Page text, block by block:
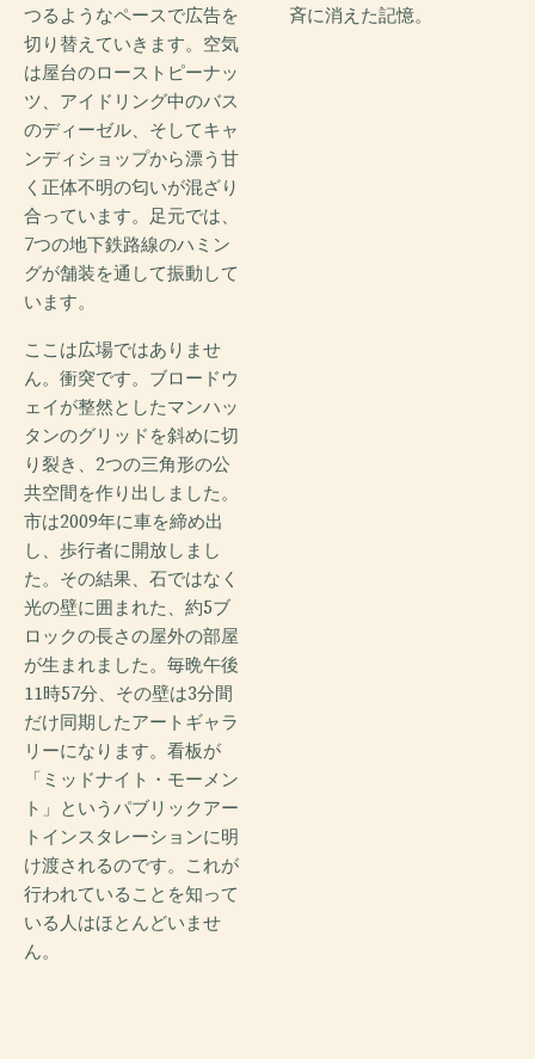
つるようなペースで広告を
切り替えていきます。空気
は屋台のローストピーナッ
ツ、アイドリング中のバス
のディーゼル、そしてキャ
ンディショップから漂う甘
く正体不明の匂いが混ざり
合っています。足元では、
7つの地下鉄路線のハミン
グが舗装を通して振動して
います。
ここは広場ではありませ
ん。衝突です。ブロードウ
ェイが整然としたマンハッ
タンのグリッドを斜めに切
り裂き、2つの三角形の公
共空間を作り出しました。
市は2009年に車を締め出
し、歩行者に開放しまし
た。その結果、石ではなく
光の壁に囲まれた、約5ブ
ロックの長さの屋外の部屋
が生まれました。毎晩午後
11時57分、その壁は3分間
だけ同期したアートギャラ
リーになります。看板が
「ミッドナイト・モーメン
ト」というパブリックアー
トインスタレーションに明
け渡されるのです。これが
行われていることを知って
いる人はほとんどいませ
ん。
斉に消えた記憶。